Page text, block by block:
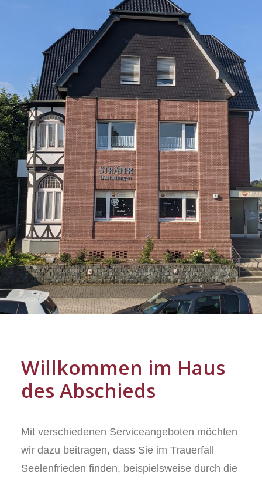
Willkommen im Haus
des Abschieds
Mit verschiedenen Serviceangeboten möchten
wir dazu beitragen, dass Sie im Trauerfall
Seelenfrieden finden, beispielsweise durch die